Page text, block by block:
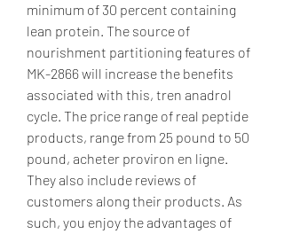
minimum of 30 percent containing
lean protein. The source of
nourishment partitioning features of
MK-2866 will increase the benefits
associated with this, tren anadrol
cycle. The price range of real peptide
products, range from 25 pound to 50
pound, acheter proviron en ligne.
They also include reviews of
customers along their products. As
such, you enjoy the advantages of